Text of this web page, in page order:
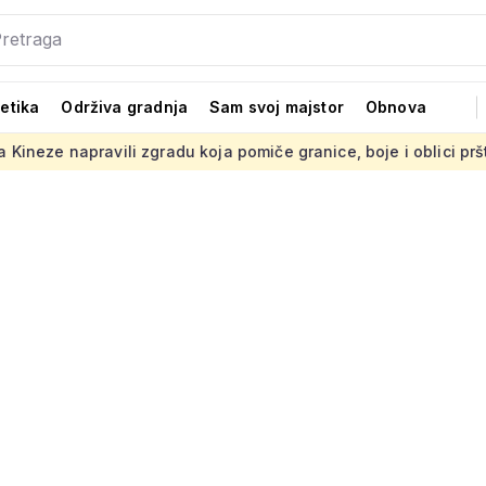
Održiva gradnja Sam svoj majstor Obnova
koja pomiče granice, boje i oblici pršte Presuda